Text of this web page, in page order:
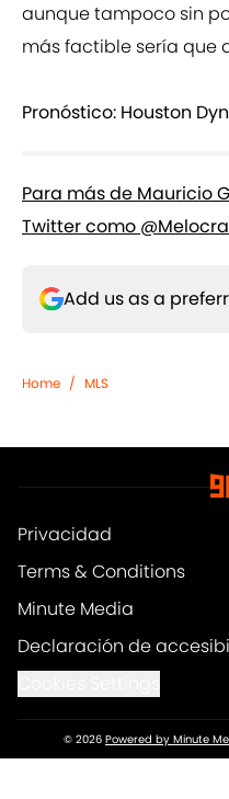
aunque tampoco sin
más factible sería que
Pronóstico: Houston
Para más de Mauricio
Twitter como
Add us as a
Home / MLS
Privacidad
Terms & Conditions
Minute Media
Declaración de
© 2026 Powered by Minute